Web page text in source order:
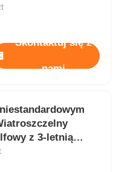
Skontaktuj się z
nami
z 3-letnią